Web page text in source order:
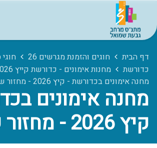
דף הבית חוגים והזמנת מגרשים 26
חוגי
כדורשת
מחנות אימונים - כדורשת קייץ 2026
מחנה אימונים בכדורשת - קיץ 2026 - מחזור שלישי
מחנה אימונים
קיץ 2026 - מחזור שלישי